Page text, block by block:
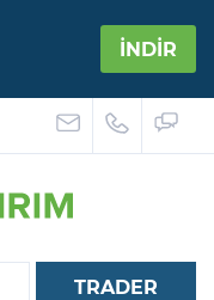
İNDİR
TRADER